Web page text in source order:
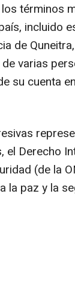
términos
incluido
de
varias
su cuenta
el Derecho
(de la
la paz y la